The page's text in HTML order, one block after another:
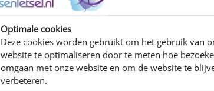
Optimale cookies
Deze cookies worden gebruikt om het gebruik van
website te optimaliseren door te meten hoe
omgaan met onze website en om de website te
verbeteren.